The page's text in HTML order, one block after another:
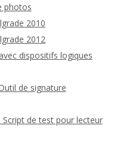
photos
2010
2012
dispositifs logiques
de signature
Script de test pour lecteur